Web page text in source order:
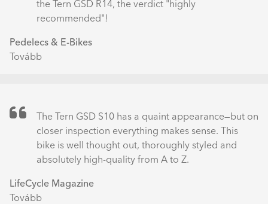
More
Excuses)
the Tern GSD R14, the verdict "highly
recommended"!
Pedelecs & E-Bikes
Tovább
Clubhouse
Fort
bei
Wind
Wetter
The Tern GSD S10 has a quaint appearance—but on
closer inspection everything makes sense. This
bike is well thought out, thoroughly styled and
absolutely high-quality from A to Z.
LifeCycle Magazine
Tovább